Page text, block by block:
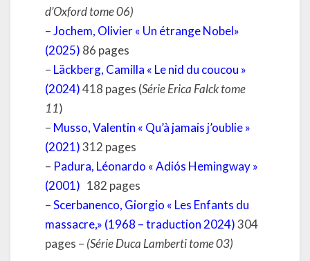
d’Oxford tome 06)
–Jochem, Olivier « Un étrange Nobel»
(2025) 86 pages
– Läckberg, Camilla « Le nid du coucou »
(2024)418 pages (Série Erica Falck tome
11)
– Musso, Valentin « Qu’à jamais j’oublie »
(2021)312 pages
– Padura, Léonardo « Adiós Hemingway »
(2001) 182 pages
–Scerbanenco, Giorgio « Les Enfants du
massacre,» (1968 – traduction 2024)304
pages – (Série Duca Lamberti tome 03)